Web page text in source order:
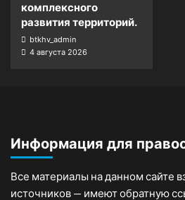
комплексного
развития территорий.
btkhv_admin
4 августа 2026
Информация для
Все материалы на данном сайте
источников — имеют обратную